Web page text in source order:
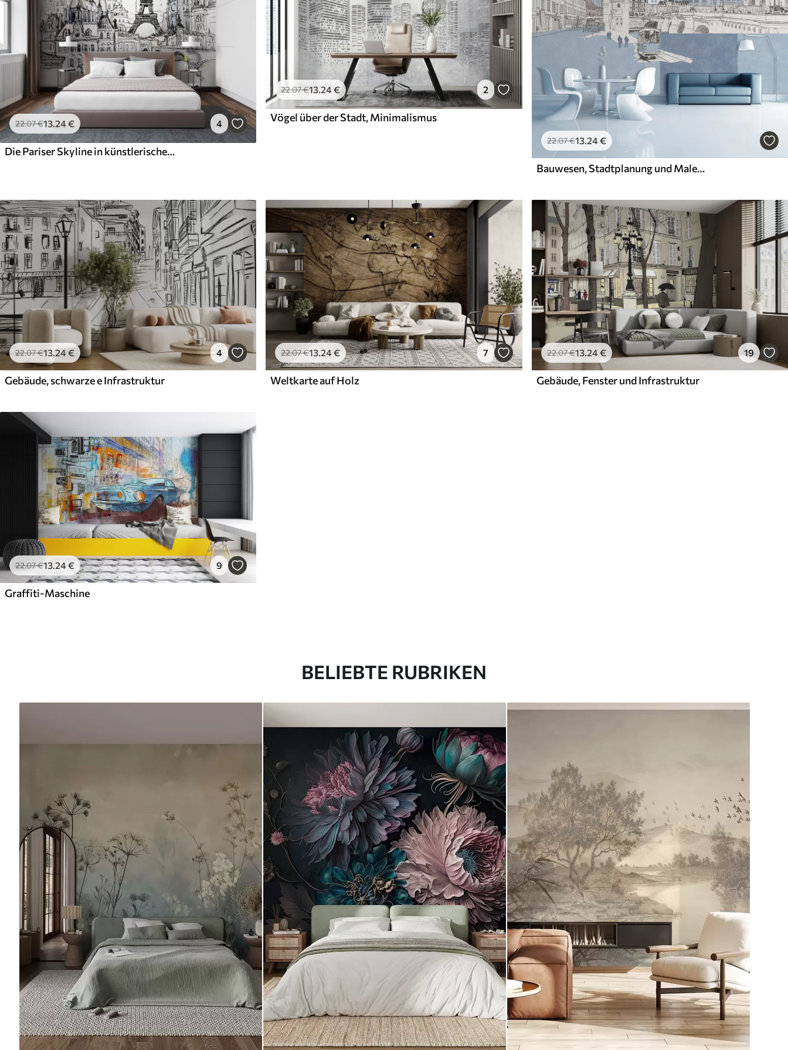
22.07€13.24€ 4
Die Pariser Skyline in künstlerischen Umrissen
22.07€13.24€ 2
Vögel über der Stadt, Minimalismus
22.07€13.24€
Bauwesen, Stadtplanung und Malerei
22.07€13.24€ 4
Gebäude, schwarze e Infrastruktur
22.07€13.24€ 7
Weltkarte auf Holz
22.07€13.24€ 19
Gebäude, Fenster und Infrastruktur
22.07€13 .24€ 9
Graffiti-Maschine
BELIEBTE RUBRIKEN